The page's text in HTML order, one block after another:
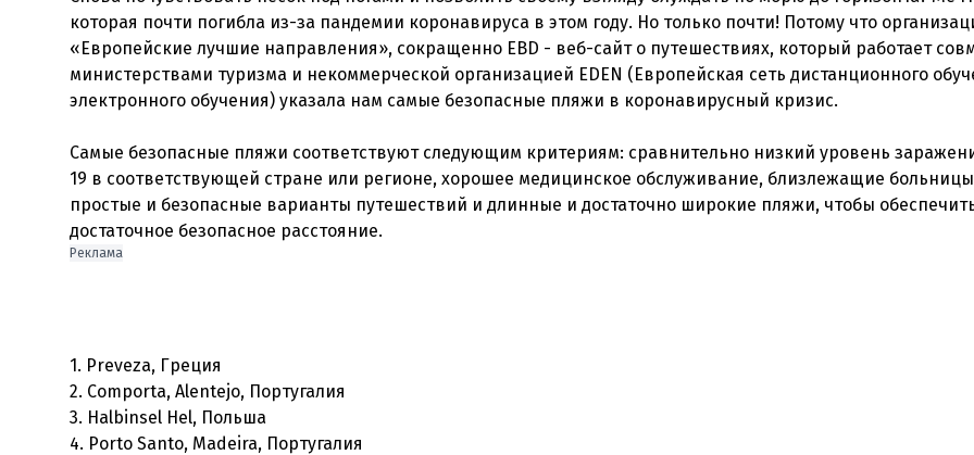
которая почти погибла из-за пандемии коронавируса в этом году. Но только почти! Потому что
«Европейские лучшие направления», сокращенно EBD - веб-сайт о путешествиях, который работает
министерствами туризма и некоммерческой организацией EDEN (Европейская сеть дистанционного
электронного обучения) указала нам самые безопасные пляжи в коронавирусный кризис.
Самые безопасные пляжи соответствуют следующим критериям: сравнительно низкий уровень
19 в соответствующей стране или регионе, хорошее медицинское обслуживание, близлежащие
простые и безопасные варианты путешествий и длинные и достаточно широкие пляжи, чтобы
Реклама
1. Preveza, Греция
2. Comporta, Alentejo, Португалия
3. Halbinsel Hel, Польша
4. Porto Santo, Madeira, Португалия